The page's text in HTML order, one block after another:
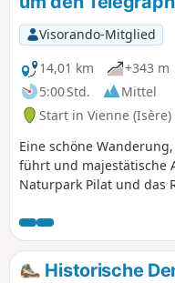
Visorando-Mitglied
14,01 km
+343 m
5:00 Std.
Mittel
Start in Vienne (Isère)
Eine schöne
führt und majestätische
Naturpark Pilat und das
Historische